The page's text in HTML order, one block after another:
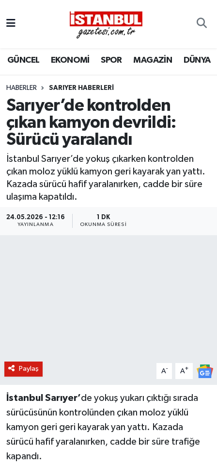
GÜNCEL EKONOMİ SPOR MAGAZİN DÜNYA
HABERLER SARIYER HABERLERI
Sarıyer’de kontrolden
çıkan kamyon devrildi:
Sürücü yaralandı
İstanbul Sarıyer’de yokuş çıkarken kontrolden
çıkan moloz yüklü kamyon geri kayarak yan yattı.
Kazada sürücü hafif yaralanırken, cadde bir süre
ulaşıma kapatıldı.
24.05.2026 - 12:16
YAYINLANMA
1 DK
OKUNMA SÜRESI
Paylaş A- A+
İstanbul Sarıyer’de yokuş yukarı çıktığı sırada
sürücüsünün kontrolünden çıkan moloz yüklü
kamyon geri geri kayarak yan yattı. Kazada
sürücü hafif yaralanırken, cadde bir süre trafiğe
kapandı.
EKONOMİ
İSTANBUL
DÜNYA
SPOR
MAGAZİN
KÜLTÜR SANAT
Nöbetçi Eczaneler
Hava Durumu
Trafik Durumu
Süper Lig Puan Durumu ve Fikstür
Tüm Manşetler
Son Dakika Haberleri
Haber Arşivi